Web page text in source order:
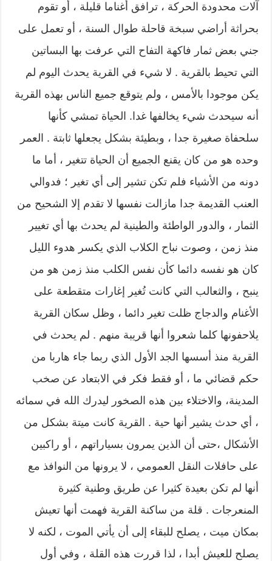
آلات محدودة الحركة ، ترافق أغناما قليلة ، أو تقوم
بحراثة أراضي سبخة قاحلة طوال السنة ، أو تعمل على
جني بعض ثمار فاكهة التفاح التي عرفت بها البساتين
التي تحيط بالقرية . لا شيء في القرية يحدث اليوم لم
يكن موجودا بالأمس ، ولم يتوقع جميع الناس بهذه القرية
أنه سيحدث شيء يخالفها غدا. الحياة تمشي كأنها
سلحفاة صغيرة جدا ، وبطيئة بشكل يجعلها ثابتة . العمر
وحده هو من كان يقنع الجميع أن الحياة تتغير ، أما ما
دونه من الأشياء فلم تكن تشير إلى أي تغير ؛ فدوالي
العنب القديمة جدا مازالت نفسها لا تقدم إلا الشحيح من
الثمار ، والدور الواطئة والطينية لم يحدث بها أي تغيير
منذ زمن ، وصوت نباح الكلاب الذي يكسر هدوء الليل
كان هو نفسه دائما كأن نفس الكلب منذ زمن هو من
ينبح ، والثعالب التي كانت تُغير إغارات متقطعة على
الأغنام والدجاج ظلت تغير دائما ، وظل سكان القرية
يلاحفونها كلما شعروا أنها قريبة منهم . لم يحدث في
القرية منذ أسسها الجد الأول الذي ربما جاء هاربا من
حكم قضائي ما ، أو فقط فكر في الابتعاد عن صخب
المدينة، والاختلاء بين هذه الصخور ليدرك الله في سمائه
، أي حدث يشير أنها حية . القرية كانت ميتة بشكل من
الأشكال ،حتى أن الذين يمرون بسياراتهم ، أو راكبين
على حافلات النقل العمومي ، لا يرونها من النوافذ مع
أنها لم تكن بعيدة كثيرا عن طريق وطنية كثيرة
المنعرجات . قلة من ساكنة القرية فهمت أنها تعيش
بمكان ميت ، يصلح للبقاء إلى أن يأتي الموت ، لكنه لا
يصلح للعيش أبدا ، لذا قررت هذه القلة ، وفي أول